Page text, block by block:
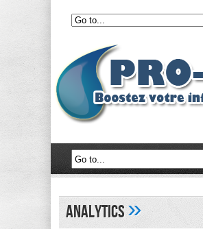
analytics»